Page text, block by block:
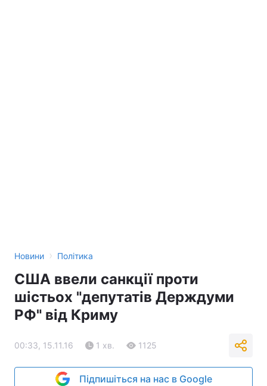
Новини › Політика
США ввели санкції проти
шістьох "депутатів Держдуми
РФ" від Криму
00:33, 15.11.16 1 хв. 1125
Підпишіться на нас в Google